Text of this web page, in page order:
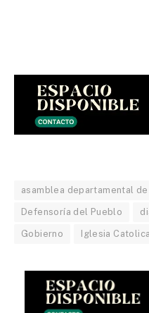
asamblea departamental de
Defensoría del Pueblo
Gobierno Iglesia Catolica